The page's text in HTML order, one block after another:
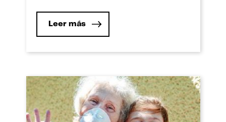
ese mismo día, en 1980, el Colegio de
destacar […]
Leer más